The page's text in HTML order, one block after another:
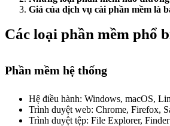
Giá của dịch vụ cài phần mềm là
Các loại phần mềm phổ
Phần mềm hệ thống
Hệ điều hành: Windows, macOS,
Trình duyệt web: Chrome, Firefox,
Trình duyệt tệp: File Explorer, Finder